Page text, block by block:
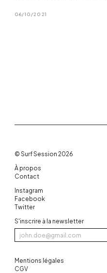
06/10/2021
© Surf Session 2026
À propos
Contact
Instagram
Facebook
Twitter
S'inscrire à la newsletter
Mentions légales
CGV